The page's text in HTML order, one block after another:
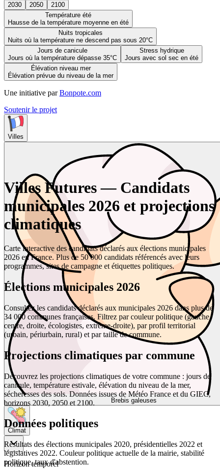
2030 2050
2100
Température été
Hausse de la température moyenne en été
Nuits tropicales
Nuits où la température ne descend pas sous 20°C
Jours de canicule
Jours où la température dépasse 35°C
Stress hydrique
Jours avec sol sec en été
Élévation niveau mer
Élévation prévue du niveau de la mer
Une initiative par Bonpote.com
Soutenir le projet
Villes
Brebis galeuses
Climat
Horizon temporel
Villes Futures — Candidats
municipales 2026 et projections
climatiques
Carte interactive des candidats déclarés aux élections municipales
2026 en France. Plus de 50 000 candidats référencés avec leurs
programmes, sites de campagne et étiquettes politiques.
Élections municipales 2026
Consultez les candidats déclarés aux municipales 2026 dans plus de
34 000 communes françaises. Filtrez par couleur politique (gauche,
centre, droite, écologistes, extrême-droite), par profil territorial
(urbain, périurbain, rural) et par taille de commune.
Projections climatiques par commune
Découvrez les projections climatiques de votre commune : jours de
canicule, température estivale, élévation du niveau de la mer,
sécheresses des sols. Données issues de Météo France et du GIEC,
horizons 2030, 2050 et 2100.
Données politiques
Résultats des élections municipales 2020, présidentielles 2022 et
législatives 2022. Couleur politique actuelle de la mairie, stabilité
politique, taux d'abstention.